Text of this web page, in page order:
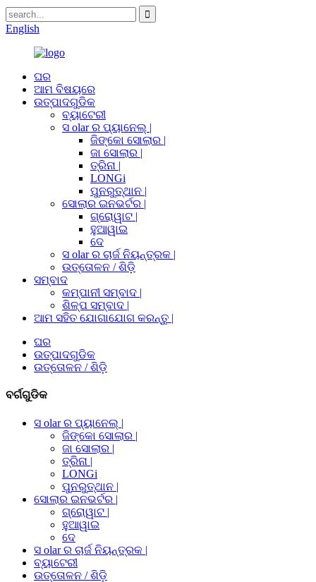
English
ଘର
ଆମ ବିଷୟରେ
ଉତ୍ପାଦଗୁଡିକ
ବ୍ୟାଟେରୀ
ସ olar ର ପ୍ୟାନେଲ୍ |
ଜିଙ୍କୋ ସୋଲାର |
ଜା ସୋଲାର |
ତ୍ରିନା |
LONGi
ପୁନରୁତ୍ଥାନ |
ସୋଲାର ଇନଭର୍ଟର |
ଗ୍ରୋୱାଟ |
ହୁଆୱାଇ
ଦେ
ସ olar ର ଚାର୍ଜ ନିୟନ୍ତ୍ରକ |
ଉତ୍ତୋଳନ / ଶିଡ଼ି
ସମ୍ବାଦ
କମ୍ପାନୀ ସମ୍ବାଦ |
ଶିଳ୍ପ ସମ୍ବାଦ |
ଆମ ସହିତ ଯୋଗାଯୋଗ କରନ୍ତୁ |
ଘର
ଉତ୍ପାଦଗୁଡିକ
ଉତ୍ତୋଳନ / ଶିଡ଼ି
ବର୍ଗଗୁଡିକ
ସ olar ର ପ୍ୟାନେଲ୍ |
ଜିଙ୍କୋ ସୋଲାର |
ଜା ସୋଲାର |
ତ୍ରିନା |
LONGi
ପୁନରୁତ୍ଥାନ |
ସୋଲାର ଇନଭର୍ଟର |
ଗ୍ରୋୱାଟ |
ହୁଆୱାଇ
ଦେ
ସ olar ର ଚାର୍ଜ ନିୟନ୍ତ୍ରକ |
ବ୍ୟାଟେରୀ
ଉତ୍ତୋଳନ / ଶିଡ଼ି